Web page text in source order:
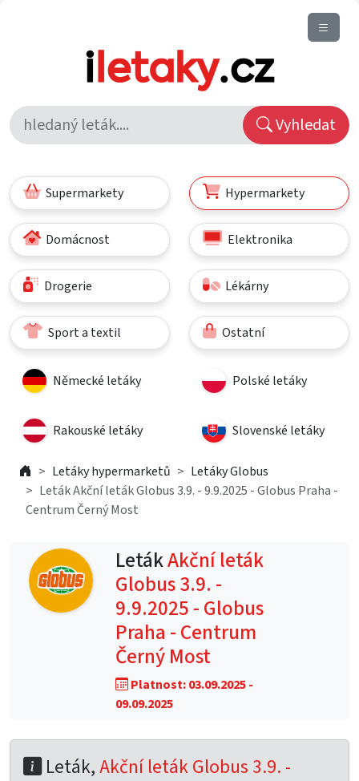
Vyhledat
Supermarkety Hypermarkety
Domácnost Elektronika
Drogerie Lékárny
Sport a textil Ostatní
Německé letáky Polské letáky
Rakouské letáky Slovenské letáky
Letáky hypermarketů
Letáky Globus
Leták Akční leták Globus 3.9. - 9.9.2025 - Globus Praha -
Centrum Černý Most
LetákAkční leták
Globus 3.9. -
9.9.2025 - Globus
Praha - Centrum
Černý Most
Platnost: 03.09.2025 -
09.09.2025
Leták,Akční leták Globus 3.9. -